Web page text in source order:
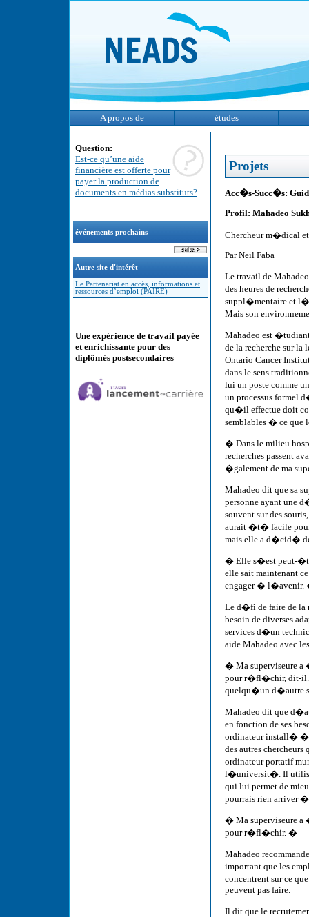
A propos de études
Question:
Est-ce qu’une aide
financière est offerte pour
payer la production de
documents en médias substituts?
événements prochains
Autre site d'intérêt
Le Partenariat en accès, informations et
ressources d’emploi (PAIRE)
Une expérience de travail payée
et enrichissante pour des
diplômés postsecondaires
Projets
Acc�s-Succ�s:
Profil: Mahadeo
Chercheur m�dical
Par Neil Faba
Le travail de
des heures de
suppl�mentaire et
Mais son
Mahadeo est
de la recherche sur
Ontario Cancer
dans le sens
lui un poste comme
un processus formel
qu�il effectue doit
semblables � ce que
� Dans le milieu
recherches passent
�galement de ma
Mahadeo dit que sa
personne ayant une
souvent sur des
aurait �t� facile pour
mais elle a d�cid�
� Elle s�est peut-
elle sait maintenant
engager � l�avenir.
Le d�fi de faire de la
besoin de diverses
services d�un
aide Mahadeo avec
� Ma superviseure a
pour r�fl�chir, dit-il.
quelqu�un d�autre
Mahadeo dit que
en fonction de ses
ordinateur install� �
des autres
ordinateur portatif
l�universit�. Il
qui lui permet de
pourrais rien arriver
� Ma superviseure a
pour r�fl�chir. �
Mahadeo
important que les
concentrent sur ce
peuvent pas faire.
Il dit que le